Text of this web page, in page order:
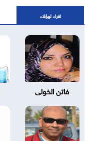
اقراء لهؤلاء
فاتن الخولى